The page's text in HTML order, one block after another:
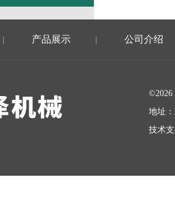
| 产品展示 | 公司介绍
地址
技术